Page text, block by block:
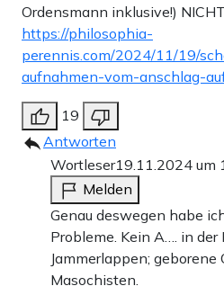
Ordensmann inklusive!)
https://philosophia-
perennis.com/2024/11/19/
aufnahmen-vom-anschlag-
19
Antworten
Wortleser19.11.2024 um
Melden
Genau deswegen habe
Probleme. Kein A…. in
Jammerlappen; geborene
Masochisten.